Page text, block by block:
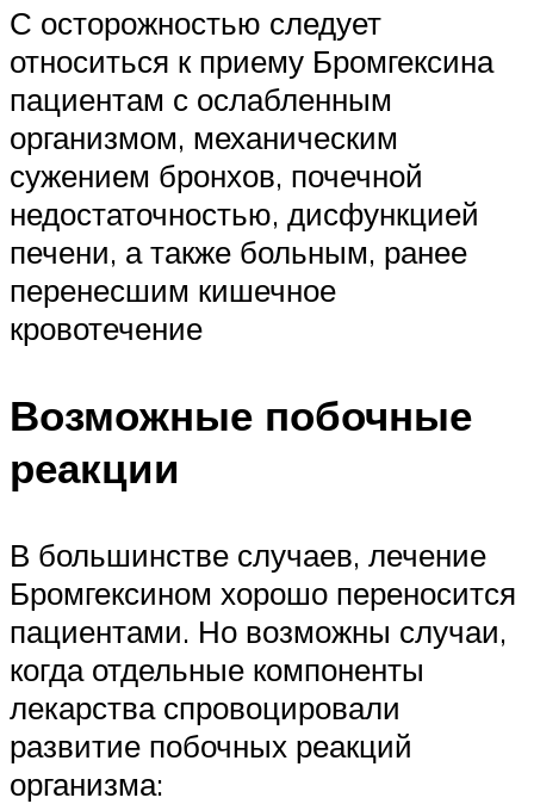
С осторожностью следует
относиться к приему Бромгексина
пациентам с ослабленным
организмом, механическим
сужением бронхов, почечной
недостаточностью, дисфункцией
печени, а также больным, ранее
перенесшим кишечное
кровотечение
Возможные побочные
реакции
В большинстве случаев, лечение
Бромгексином хорошо переносится
пациентами. Но возможны случаи,
когда отдельные компоненты
лекарства спровоцировали
развитие побочных реакций
организма: